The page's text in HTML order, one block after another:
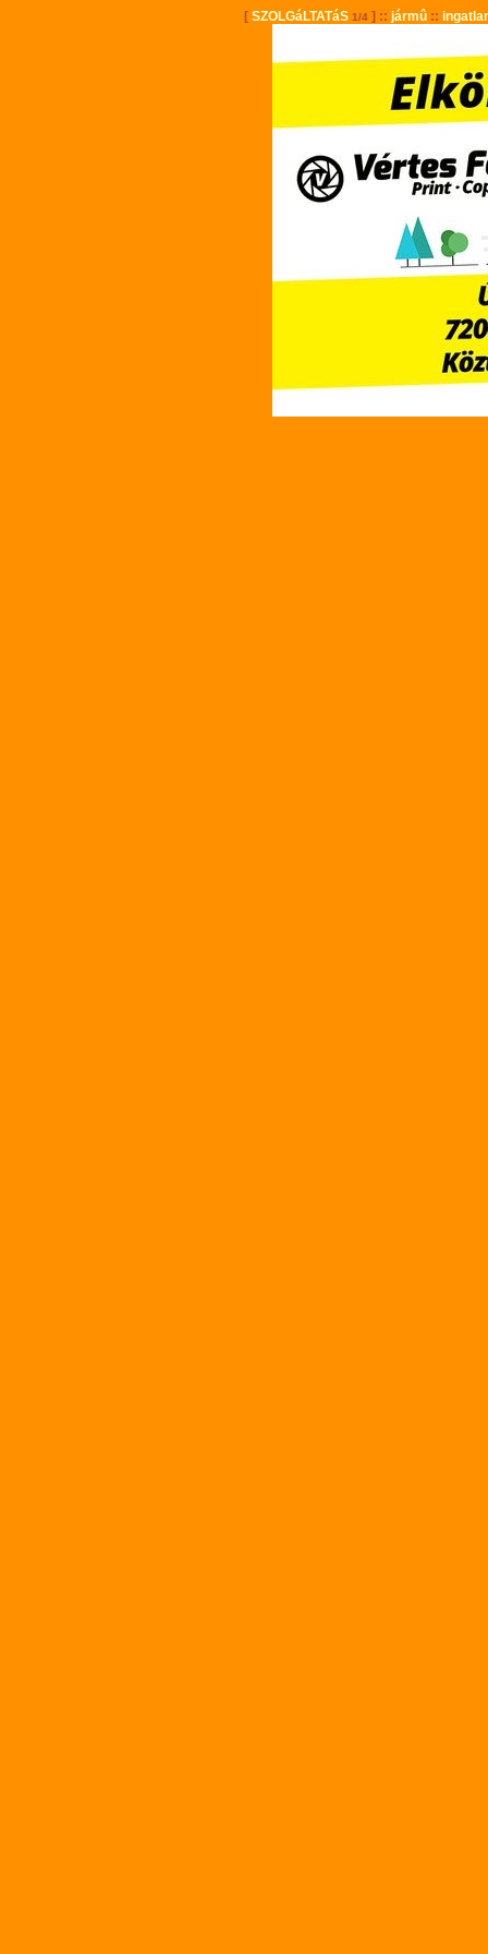
[ SZOLGáLTATáS 1/4] :: jármû::